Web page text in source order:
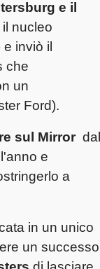
e il
nucleo
inviò il
che
un
Ford).
sul Mirrordal
e
a
in un unico
un successo